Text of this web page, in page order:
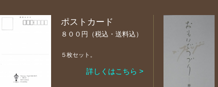
ポストカード
８００円（税込・送料込）
５枚セット。
詳しくはこちら >